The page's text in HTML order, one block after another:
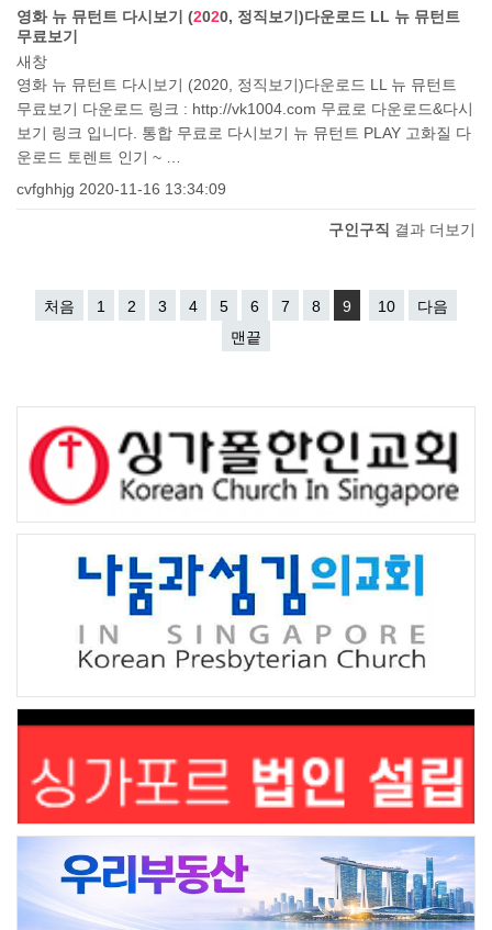
영화 뉴 뮤턴트 다시보기 (2020, 정직보기)다운로드 LL 뉴 뮤턴트
무료보기
새창
영화 뉴 뮤턴트 다시보기 (2020, 정직보기)다운로드 LL 뉴 뮤턴트
무료보기 다운로드 링크 : http://vk1004.com 무료로 다운로드&다시
보기 링크 입니다. 통합 무료로 다시보기 뉴 뮤턴트 PLAY 고화질 다
운로드 토렌트 인기 ~ …
cvfghhjg 2020-11-16 13:34:09
구인구직 결과 더보기
처음 1 2 3 4 5 6 7 8 9 10
다음
맨끝